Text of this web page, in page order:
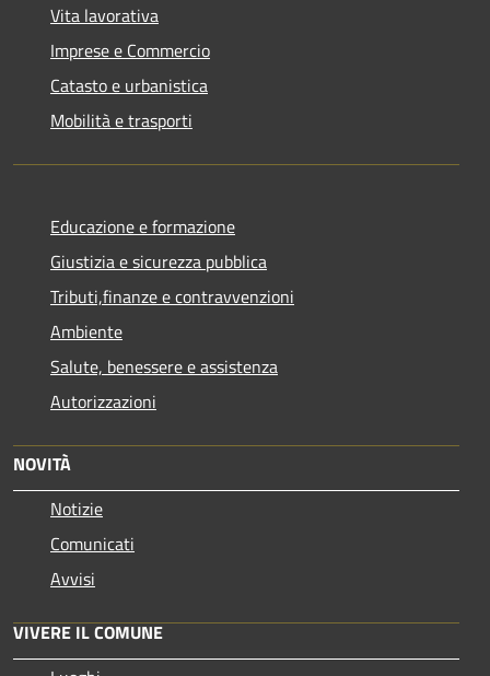
Vita lavorativa
Imprese e Commercio
Catasto e urbanistica
Mobilità e trasporti
Educazione e formazione
Giustizia e sicurezza pubblica
Tributi,finanze e contravvenzioni
Ambiente
Salute, benessere e assistenza
Autorizzazioni
NOVITÀ
Notizie
Comunicati
Avvisi
VIVERE IL COMUNE